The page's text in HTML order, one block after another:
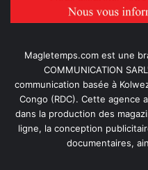
Magletemps.com est une
COMMUNICATION
communication basée à
Congo (RDC). Cette agence
dans la production des
ligne, la conception
documentaires,